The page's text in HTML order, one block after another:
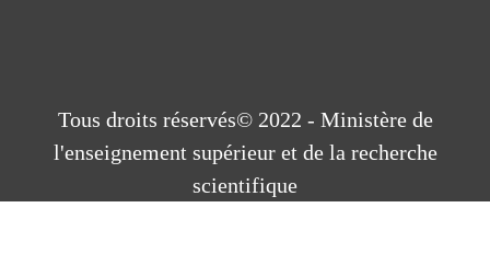
Tous droits réservés© 2022 - Ministère de
l'enseignement supérieur et de la recherche
scientifique